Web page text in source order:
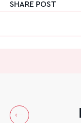
SHARE POST